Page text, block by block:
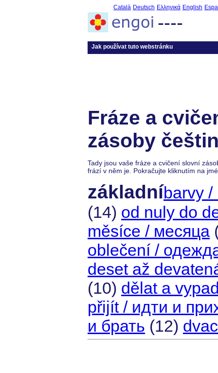
Català Deutsch Ελληνικά English
----
Jak používat tuto webstránku
Fráze a
zásoby
Tady jsou vaše fráze a cvičení slovní
frází v něm je. Pokračujte kliknutím na
základníbarvy /
(14) od nuly do
měsíce / месяца
oblečení /
deset až
(10) dělat a
přijít / идти и
и брать (12)